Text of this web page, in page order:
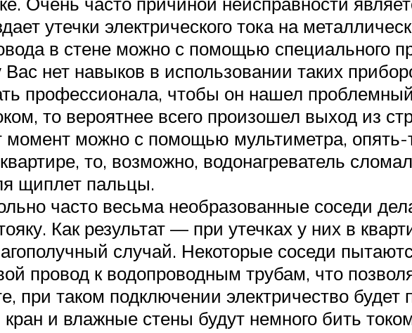
утечки электрического тока на
в стене можно с помощью специального
нет навыков в использовании таких
профессионала, чтобы он нашел проблемный
то вероятнее всего произошел выход из
момент можно с помощью мультиметра, опять-
то, возможно, водонагреватель
щиплет пальцы.
часто весьма необразованные соседи
Как результат — при утечках у них в
случай. Некоторые соседи
провод к водопроводным трубам, что
при таком подключении электричество будет
и влажные стены будут немного бить